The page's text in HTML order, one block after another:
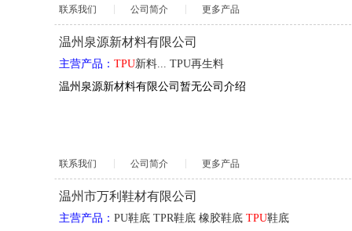
联系我们 公司简介 更多产品
温州泉源新材料有限公司
主营产品： TPU新料... TPU再生料
温州泉源新材料有限公司暂无公司介绍
联系我们 公司简介 更多产品
温州市万利鞋材有限公司
主营产品： PU鞋底 TPR鞋底 橡胶鞋底 TPU鞋底